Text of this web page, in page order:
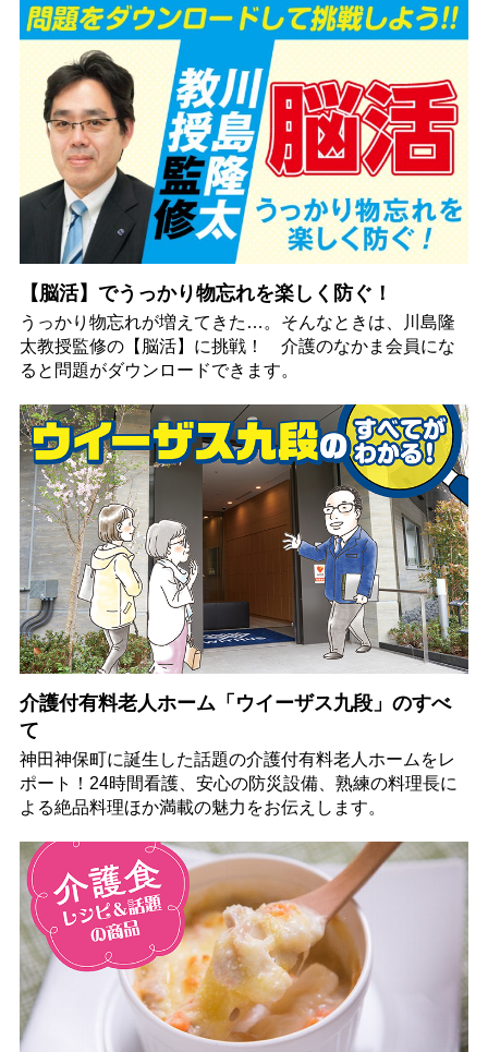
【脳活】でうっかり物忘れを楽しく防ぐ！
うっかり物忘れが増えてきた…。そんなときは、川島隆
太教授監修の【脳活】に挑戦！ 介護のなかま会員にな
ると問題がダウンロードできます。
介護付有料老人ホーム「ウイーザス九段」のすべ
て
神田神保町に誕生した話題の介護付有料老人ホームをレ
ポート！24時間看護、安心の防災設備、熟練の料理長に
よる絶品料理ほか満載の魅力をお伝えします。